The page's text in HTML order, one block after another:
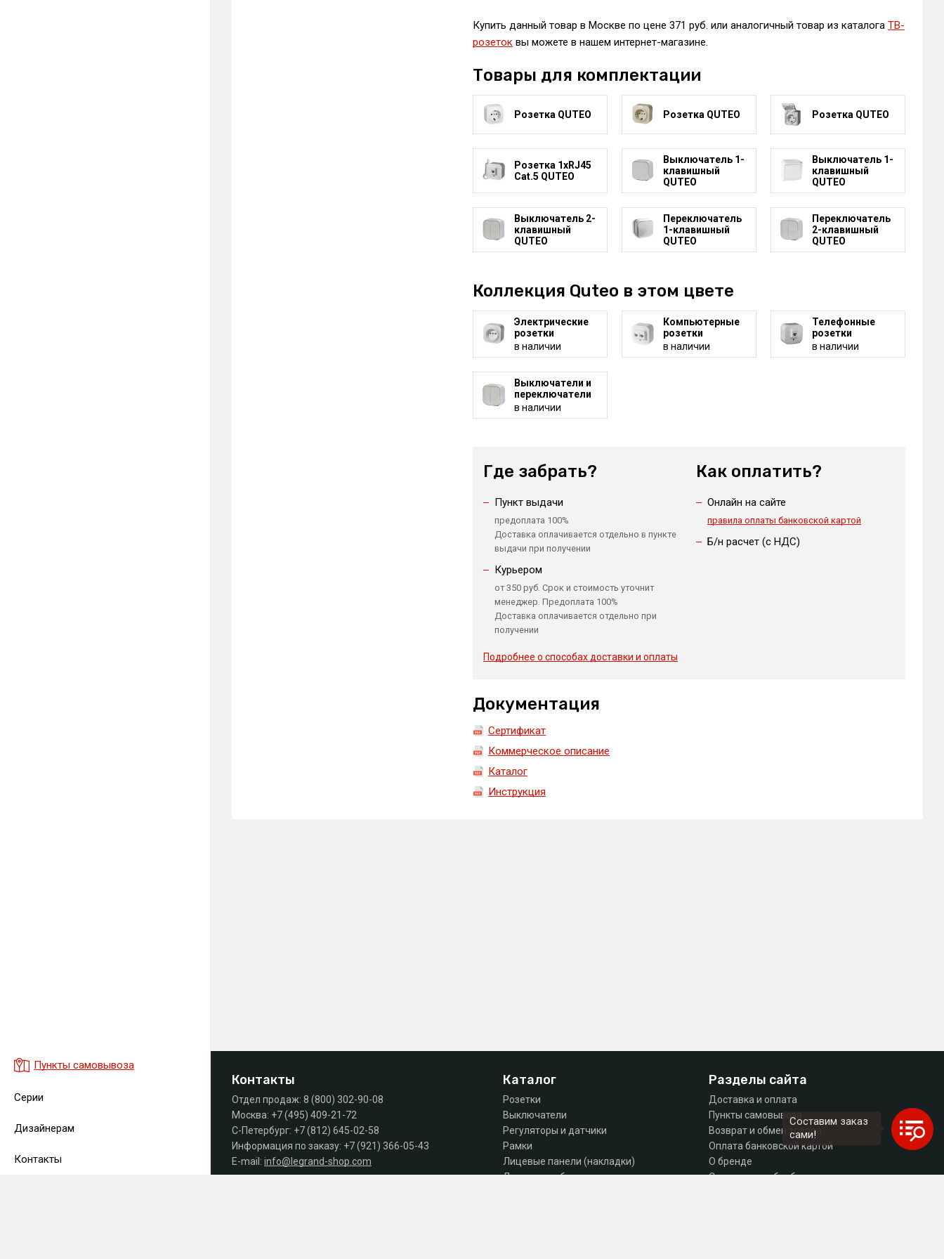
Пункты самовывоза
Серии
Дизайнерам
Контакты
Купить данный товар в Москве по цене 371 руб. или аналогичный товар из каталога ТВ-
розетоквы можете в нашем интернет-магазине.
Товары для комплектации
Розетка QUTEO Розетка QUTEO Розетка QUTEO
Розетка 1xRJ45
Cat.5 QUTEO
Выключатель 1-
клавишный
QUTEO
Выключатель 1-
клавишный
QUTEO
Выключатель 2-
клавишный
QUTEO
Переключатель
1-клавишный
QUTEO
Переключатель
2-клавишный
QUTEO
Коллекция Quteo в этом цвете
Электрические
розетки
в наличии
Компьютерные
розетки
в наличии
Телефонные
розетки
в наличии
Выключатели и
переключатели
в наличии
Где забрать?
Пункт выдачи
предоплата 100%
Доставка оплачивается отдельно в пункте
выдачи при получении
Курьером
от 350 руб. Срок и стоимость уточнит
менеджер. Предоплата 100%
Доставка оплачивается отдельно при
получении
Подробнее о способах доставки и оплаты
Как оплатить?
Онлайн на сайте
правила оплаты банковской картой
Б/н расчет (c НДС)
Документация
Сертификат
Коммерческое описание
Каталог
Инструкция
Контакты
Отдел продаж: 8 (800) 302-90-08
Москва: +7 (495) 409-21-72
С-Петербург: +7 (812) 645-02-58
Информация по заказу: +7 (921) 366-05-43
E-mail: info@legrand-shop.com
Каталог
Розетки
Выключатели
Регуляторы и датчики
Рамки
Лицевые панели (накладки)
Лючки, коробки, комплектующие
Разделы сайта
Доставка и оплата
Пункты самовывоза
Возврат и обмен товара
Оплата банковской картой
О бренде
Согласие на обработку персональных данных
Составим заказ
сами!